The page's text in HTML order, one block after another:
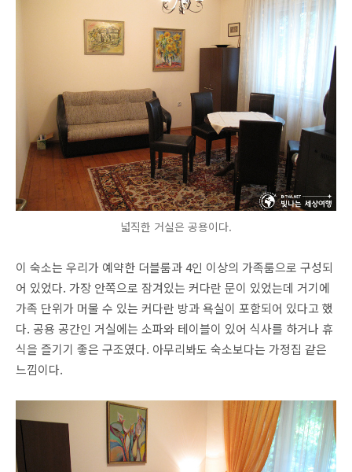
넓직한 거실은 공용이다.
이 숙소는 우리가 예약한 더블룸과 4인 이상의 가족룸으로 구성되
어 있었다. 가장 안쪽으로 잠겨있는 커다란 문이 있었는데 거기에
가족 단위가 머물 수 있는 커다란 방과 욕실이 포함되어 있다고 했
다. 공용 공간인 거실에는 소파와 테이블이 있어 식사를 하거나 휴
식을 즐기기 좋은 구조였다. 아무리봐도 숙소보다는 가정집 같은
느낌이다.